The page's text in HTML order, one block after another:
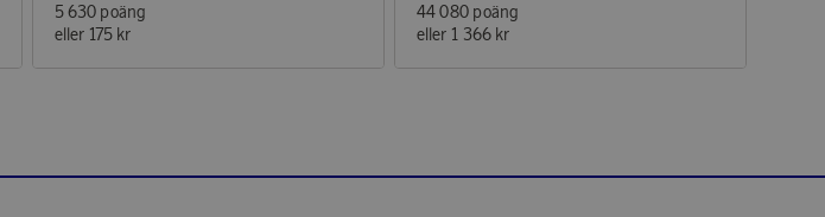
5 630 poäng
eller 175 kr
44 080 poäng
eller 1 366 kr